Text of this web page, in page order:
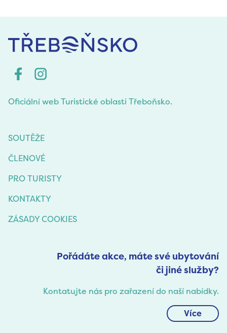
Oficiální web Turistické oblasti Třeboňsko.
SOUTĚŽE
ČLENOVÉ
PRO TURISTY
KONTAKTY
ZÁSADY COOKIES
Pořádáte akce, máte své ubytování
či jiné služby?
Kontatujte nás pro zařazení do naší nabídky.
Více